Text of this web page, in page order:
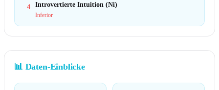
4 Introvertierte Intuition (Ni)
Inferior
📊 Daten-Einblicke